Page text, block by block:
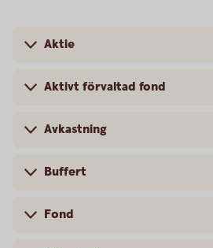
Aktie
Aktivt förvaltad fond
Avkastning
Buffert
Fond